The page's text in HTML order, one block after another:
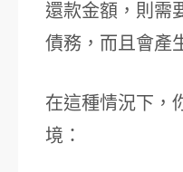
還款金額，則需
債務，而且會產
在這種情況下，
境：